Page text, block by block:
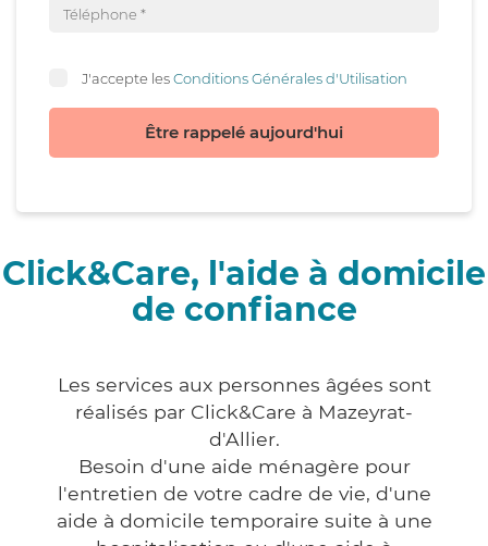
J'accepte lesConditions Générales d'Utilisation
Être rappelé aujourd'hui
Click&Care, l'aide à domicile
de confiance
Les services aux personnes âgées sont
réalisés par Click&Care à Mazeyrat-
d'Allier.
Besoin d'une aide ménagère pour
l'entretien de votre cadre de vie, d'une
aide à domicile temporaire suite à une